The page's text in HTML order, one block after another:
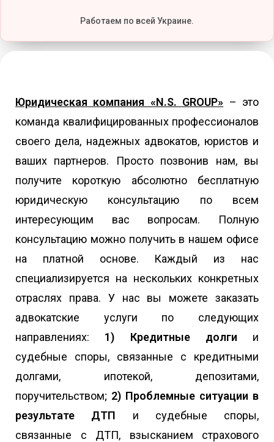
Работаем по всей Украине.
Юридическая компания «N.S. GROUP» – это
команда квалифицированных профессионалов
своего дела, надежных адвокатов, юристов и
ваших партнеров. Просто позвонив нам, вы
получите короткую абсолютно бесплатную
юридическую консультацию по всем
интересующим вас вопросам. Полную
консультацию можно получить в нашем офисе
на платной основе. Каждый из нас
специализируется на нескольких конкретных
отраслях права. У нас вы можете заказать
адвокатские услуги по следующих
направлениях: 1) Кредитные долги и
судебные споры, связанные с кредитными
долгами, ипотекой, депозитами,
поручительством; 2) Проблемные ситуации в
результате ДТП и судебные споры,
связанные с ДТП, взысканием страхового